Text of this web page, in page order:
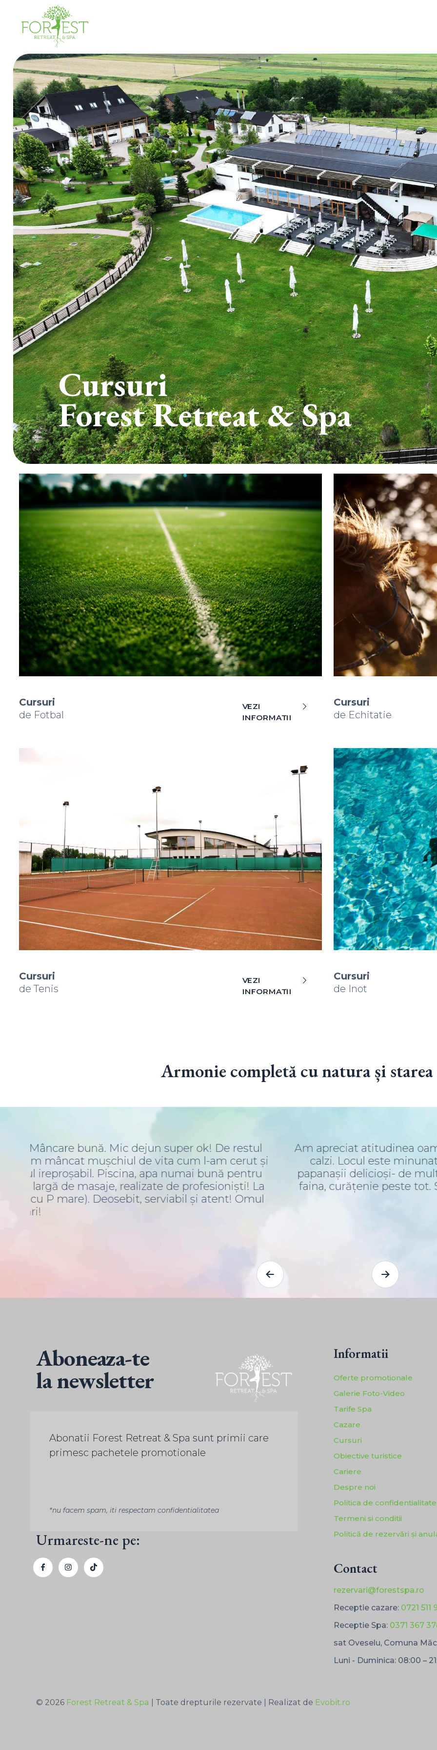
Cursuri
Forest Retreat & Spa
Cursuri
de Fotbal
VEZI
INFORMATII
Cursuri
de Echitatie
Cursuri
de Tenis
VEZI
INFORMATII
Cursuri
de Inot
Armonie completă cu natura și starea
Am apreciat atitudinea oamenilor, toți cei care lucrează acolo și cu care am
calzi. Locul este minunat, de la dotări pana la peisaj: mâncarea foarte
papanașii delicioși- de mult nu am mai mâncat papanași asa buni, mic
faina, curățenie peste tot. Super fain kid corner, m-am bucurat sa găsim
Aboneaza-te
la newsletter
Abonatii Forest Retreat & Spa sunt primii care
primesc pachetele promotionale
*nu facem spam, iti respectam confidentialitatea
Urmareste-ne pe:
Informatii
Oferte promotionale
Galerie Foto-Video
Tarife Spa
Cazare
Cursuri
Obiective turistice
Cariere
Despre noi
Politica de confidentialitate
Termeni si conditii
Politică de rezervări și
Contact
rezervari@forestspa.ro
Receptie cazare: 0721 511
Receptie Spa: 0371 367
sat Oveselu, Comuna
Luni - Duminica: 08:00 –
© 2026 Forest Retreat & Spa | Toate drepturile rezervate | Realizat de Evobit.ro